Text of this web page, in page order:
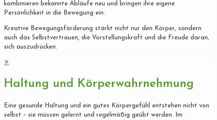
kombinieren bekannte Abläufe neu und bringen ihre eigene
Persönlichkeit in die Bewegung ein.
Kreative Bewegungsförderung stärkt nicht nur den Körper, sondern
auch das Selbstvertrauen, die Vorstellungskraft und die Freude daran,
sich auszudrücken.
✕
Haltung und Körperwahrnehmung
Eine gesunde Haltung und ein gutes Körpergefühl entstehen nicht von
selbst – sie müssen gelernt und regelmäßig geübt werden. Im